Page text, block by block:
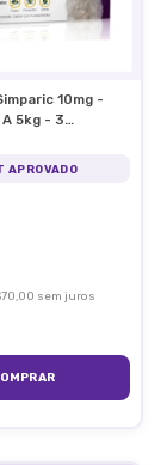
10mg -
A 5kg - 3
APROVADO
sem juros